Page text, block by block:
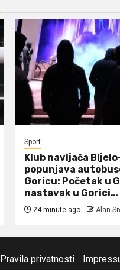
Sport
Klub navijača
popunjava
Goricu: Početak u
nastavak u Gorici…
24 minute ago Alan
Pravila privatnosti